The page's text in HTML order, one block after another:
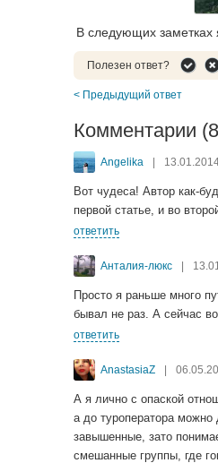
В следующих заметках
Полезен ответ?
< Предыдущий ответ
Комментарии
Angelika |
Вот чудеса! Автор как-
первой статье, и во
ответить
Анталия-люкс |
Просто я раньше много
бывал не раз. А сейчас
ответить
AnastasiaZ |
А я лично с опаской
а до туроператора
завышенные, зато
смешанные группы, где